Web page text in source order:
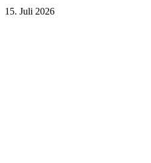
15. Juli 2026